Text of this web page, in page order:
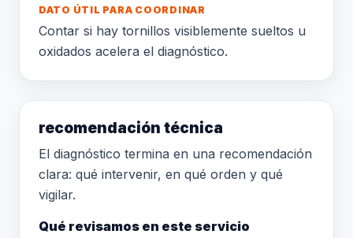
DATO ÚTIL PARA COORDINAR
Contar si hay tornillos visiblemente sueltos u
oxidados acelera el diagnóstico.
recomendación técnica
El diagnóstico termina en una recomendación
clara: qué intervenir, en qué orden y qué
vigilar.
Qué revisamos en este servicio